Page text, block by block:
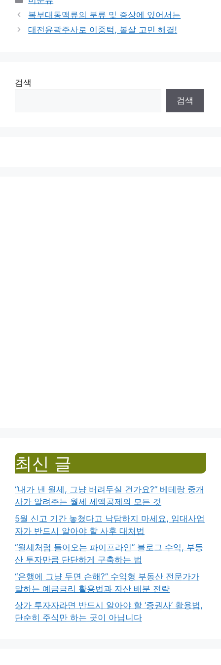
복부대동맥류의 분류 및 증상에 있어서는
대전윤곽주사로 이중턱, 볼살 고민 해결!
검색
검색
최신 글
“내가 낸 월세, 그냥 버려두실 건가요?” 베테랑 중개
사가 알려주는 월세 세액공제의 모든 것
5월 신고 기간 놓쳤다고 낙담하지 마세요, 임대사업
자가 반드시 알아야 할 사후 대처법
“월세처럼 들어오는 파이프라인” 블로그 수익, 부동
산 투자만큼 단단하게 구축하는 법
“은행에 그냥 두면 손해?” 수익형 부동산 전문가가
말하는 예금금리 활용법과 자산 배분 전략
상가 투자자라면 반드시 알아야 할 ‘증권사’ 활용법,
단순히 주식만 하는 곳이 아닙니다